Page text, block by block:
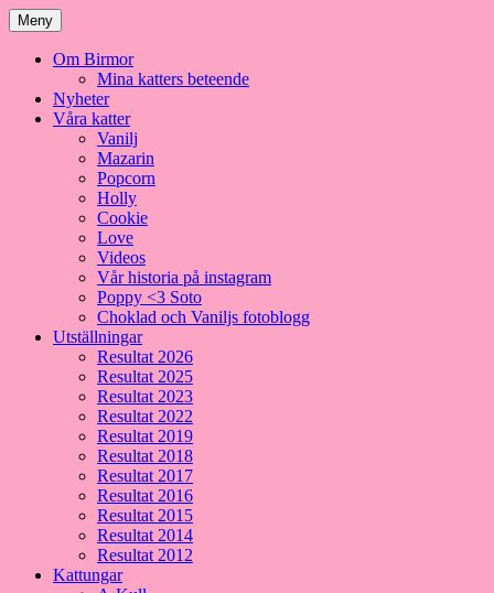
Meny
Om Birmor
Mina katters beteende
Nyheter
Våra katter
Vanilj
Mazarin
Popcorn
Holly
Cookie
Love
Videos
Vår historia på instagram
Poppy <3 Soto
Choklad och Vaniljs fotoblogg
Utställningar
Resultat 2026
Resultat 2025
Resultat 2023
Resultat 2022
Resultat 2019
Resultat 2018
Resultat 2017
Resultat 2016
Resultat 2015
Resultat 2014
Resultat 2012
Kattungar